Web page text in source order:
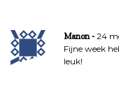
Manon
24
Fijne week
leuk!